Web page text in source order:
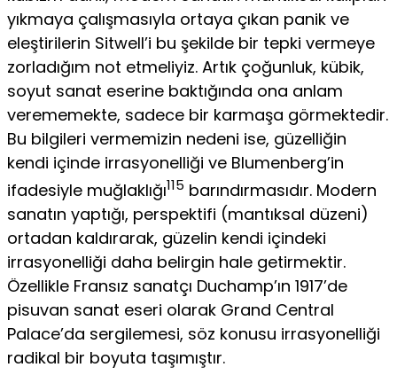
yıkmaya çalışmasıyla ortaya çıkan panik ve
eleştirilerin Sitwell’i bu şekilde bir tepki vermeye
zorladığım not etmeliyiz. Artık çoğunluk, kübik,
soyut sanat eserine baktığında ona anlam
verememekte, sadece bir karmaşa görmektedir.
Bu bilgileri vermemi­zin nedeni ise, güzelliğin
kendi içinde irrasyonelliği ve Blumenberg’in
ifadesiyle muğlaklığı115 barındırmasıdır. Modern
sanatın yaptığı, pers­pektifi (mantıksal düzeni)
ortadan kaldırarak, güzelin kendi içindeki
irrasyonelliği daha belirgin hale getirmektir.
Özellikle Fransız sanatçı Duchamp’ın 1917’de
pisuvan sanat eseri olarak Grand Central
Palace’da sergilemesi, söz konusu irrasyonelliği
radikal bir boyuta taşımıştır.